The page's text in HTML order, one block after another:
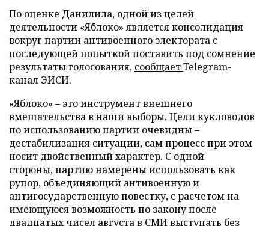
По оценке Данилила, одной из целей
деятельности «Яблоко» является консолидация
вокруг партии антивоенного электората с
последующей попыткой поставить под сомнение
результаты голосования, сообщаетTelegram-
канал ЭИСИ.
«Яблоко» – это инструмент внешнего
вмешательства в наши выборы. Цели кукловодов
по использованию партии очевидны –
дестабилизация ситуации, сам процесс при этом
носит двойственный характер. С одной
стороны, партию намерены использовать как
рупор, объединяющий антивоенную и
антигосударственную повестку, с расчетом на
имеющуюся возможность по закону после
двадцатых чисел августа в СМИ выступать без